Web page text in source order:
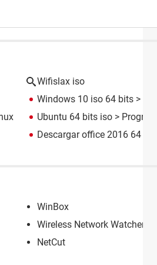
Wifislax iso
Windows 10 iso 64 bits >
Ubuntu 64 bits iso >
Descargar office 2016 64 bits
WinBox
Wireless Network Watcher
NetCut